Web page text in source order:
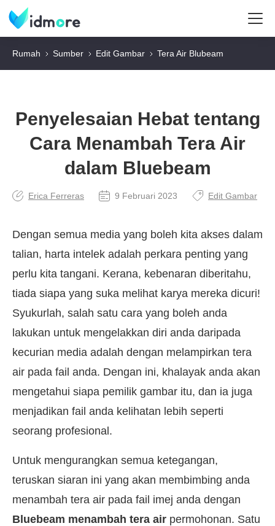
Rumah Sumber Edit Gambar Tera Air Blubeam
Penyelesaian Hebat tentang
Cara Menambah Tera Air
dalam Bluebeam
Erica Ferreras 9 Februari 2023 Edit Gambar
Dengan semua media yang boleh kita akses dalam
talian, harta intelek adalah perkara penting yang
perlu kita tangani. Kerana, kebenaran diberitahu,
tiada siapa yang suka melihat karya mereka dicuri!
Syukurlah, salah satu cara yang boleh anda
lakukan untuk mengelakkan diri anda daripada
kecurian media adalah dengan melampirkan tera
air pada fail anda. Dengan ini, khalayak anda akan
mengetahui siapa pemilik gambar itu, dan ia juga
menjadikan fail anda kelihatan lebih seperti
seorang profesional.
Untuk mengurangkan semua ketegangan,
teruskan siaran ini yang akan membimbing anda
menambah tera air pada fail imej anda dengan
Bluebeam menambah tera air permohonan. Satu